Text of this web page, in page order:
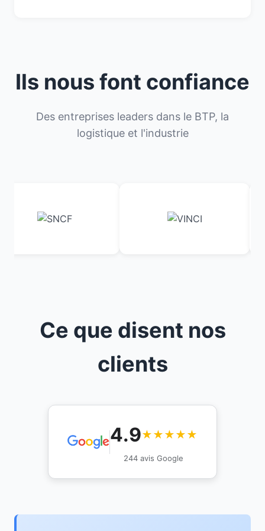
Ils nous font confiance
Des entreprises leaders dans le BTP, la
logistique et l'industrie
Ce que disent nos
clients
4.9★★★★★
244 avis Google